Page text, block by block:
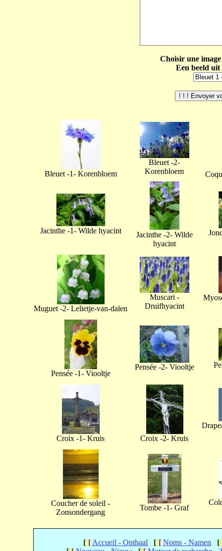
Choisir une
Een beeld
Bleuet -1- Korenbloem
Bleuet -2-
Korenbloem
Jacinthe -1- Wilde hyacint
Jacinthe -2- Wilde
hyacint
Muguet -2- Lelietje-van-dalen
Muscari -
Druifhyacint
Pensée -1- Viooltje
Pensée -2- Viooltje
Croix -1- Kruis Croix -2- Kruis
Coucher de soleil -
Zonsondergang
Tombe -1- Graf
[[[ Accueil - Onthaal [[[ Noms - Namen [[